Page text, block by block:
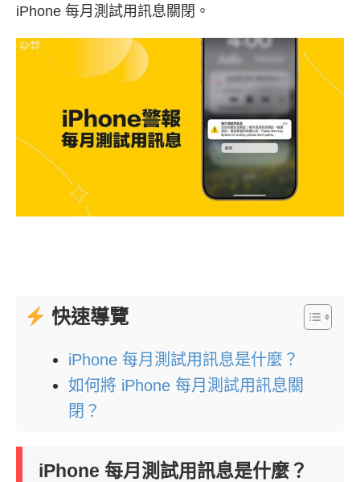
iPhone 每月測試用訊息關閉。
快速導覽
iPhone 每月測試用訊息是什麼？
如何將 iPhone 每月測試用訊息關
閉？
iPhone 每月測試用訊息是什麼？